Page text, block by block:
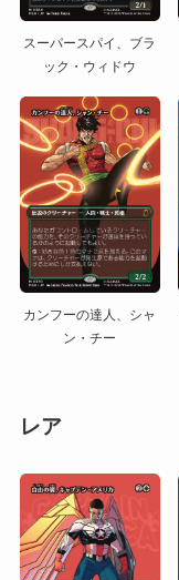
スーパースパイ、ブラ
ック・ウィドウ
カンフーの達人、シャ
ン・チー
レア